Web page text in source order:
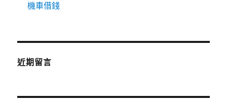
機車借錢
近期留言